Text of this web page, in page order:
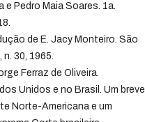
e Pedro Maia Soares. 1a.
de E. Jacy Monteiro. São
30, 1965.
Ferraz de Oliveira.
Unidos e no Brasil. Um breve
Norte-Americana e um